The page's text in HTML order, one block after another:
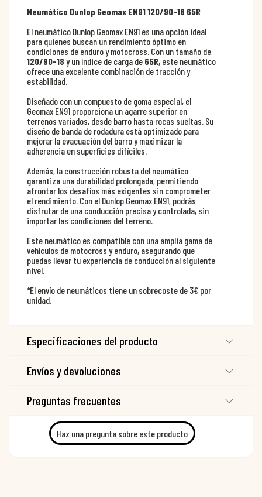
Neumático Dunlop Geomax EN91 120/90-18 65R
El neumático Dunlop Geomax EN91 es una opción ideal
para quienes buscan un rendimiento óptimo en
condiciones de enduro y motocross. Con un tamaño de
120/90-18 y un índice de carga de 65R, este neumático
ofrece una excelente combinación de tracción y
estabilidad.
Diseñado con un compuesto de goma especial, el
Geomax EN91 proporciona un agarre superior en
terrenos variados, desde barro hasta rocas sueltas. Su
diseño de banda de rodadura está optimizado para
mejorar la evacuación del barro y maximizar la
adherencia en superficies difíciles.
Además, la construcción robusta del neumático
garantiza una durabilidad prolongada, permitiendo
afrontar los desafíos más exigentes sin comprometer
el rendimiento. Con el Dunlop Geomax EN91, podrás
disfrutar de una conducción precisa y controlada, sin
importar las condiciones del terreno.
Este neumático es compatible con una amplia gama de
vehículos de motocross y enduro, asegurando que
puedas llevar tu experiencia de conducción al siguiente
nivel.
*El envío de neumáticos tiene un sobrecoste de 3€ por
unidad.
Especificaciones del producto
Envíos y devoluciones
Preguntas frecuentes
Haz una pregunta sobre este producto